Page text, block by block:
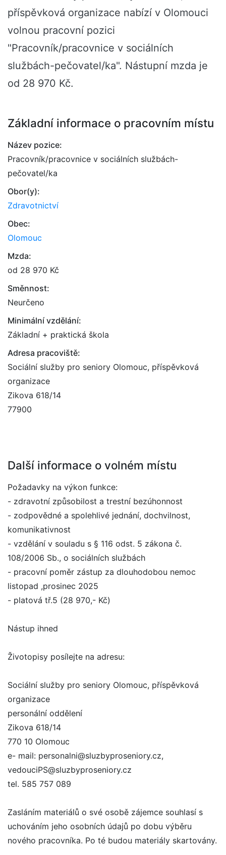
příspěvková organizace nabízí v Olomouci
volnou pracovní pozici
"Pracovník/pracovnice v sociálních
službách-pečovatel/ka". Nástupní mzda je
od 28 970 Kč.
Základní informace o pracovním místu
Název pozice:
Pracovník/pracovnice v sociálních službách-
pečovatel/ka
Obor(y):
Zdravotnictví
Obec:
Olomouc
Mzda:
od 28 970 Kč
Směnnost:
Neurčeno
Minimální vzdělání:
Základní + praktická škola
Adresa pracoviště:
Sociální služby pro seniory Olomouc, příspěvková
organizace
Zikova 618/14
77900
Další informace o volném místu
Požadavky na výkon funkce:
- zdravotní způsobilost a trestní bezúhonnost
- zodpovědné a spolehlivé jednání, dochvilnost,
komunikativnost
- vzdělání v souladu s § 116 odst. 5 zákona č.
108/2006 Sb., o sociálních službách
- pracovní poměr zástup za dlouhodobou nemoc
listopad ,prosinec 2025
- platová tř.5 (28 970,- Kč)
Nástup ihned
Životopisy posílejte na adresu:
Sociální služby pro seniory Olomouc, příspěvková
organizace
personální oddělení
Zikova 618/14
770 10 Olomouc
e- mail: personalni@sluzbyproseniory.cz,
vedouciPS@sluzbyproseniory.cz
tel. 585 757 089
Zasláním materiálů o své osobě zájemce souhlasí s
uchováním jeho osobních údajů po dobu výběru
nového pracovníka. Po té budou materiály skartovány.